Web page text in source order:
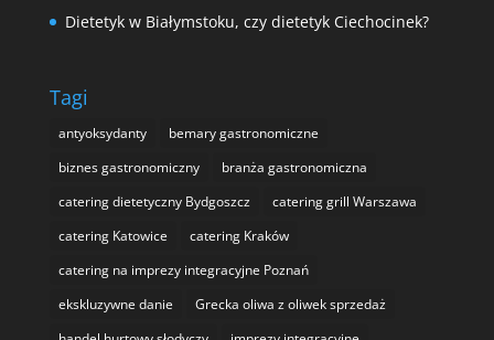
Dietetyk w Białymstoku, czy dietetyk Ciechocinek?
Tagi
antyoksydanty
bemary gastronomiczne
biznes gastronomiczny
branża gastronomiczna
catering dietetyczny Bydgoszcz
catering grill Warszawa
catering Katowice
catering Kraków
catering na imprezy integracyjne Poznań
ekskluzywne danie
Grecka oliwa z oliwek sprzedaż